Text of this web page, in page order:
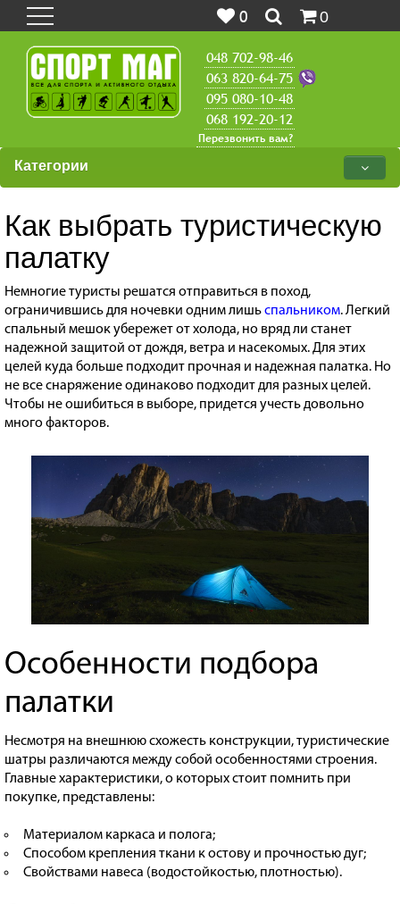
0 0
048 702-98-46
063 820-64-75
095 080-10-48
068 192-20-12
Перезвонить вам?
Категории
Как выбрать туристическую
палатку
Немногие туристы решатся отправиться в поход,
ограничившись для ночевки одним лишьспальником. Легкий
спальный мешок убережет от холода, но вряд ли станет
надежной защитой от дождя, ветра и насекомых. Для этих
целей куда больше подходит прочная и надежная палатка. Но
не все снаряжение одинаково подходит для разных целей.
Чтобы не ошибиться в выборе, придется учесть довольно
много факторов.
Особенности подбора
палатки
Несмотря на внешнюю схожесть конструкции, туристические
шатры различаются между собой особенностями строения.
Главные характеристики, о которых стоит помнить при
покупке, представлены:
Материалом каркаса и полога;
Способом крепления ткани к остову и прочностью дуг;
Свойствами навеса (водостойкостью, плотностью).